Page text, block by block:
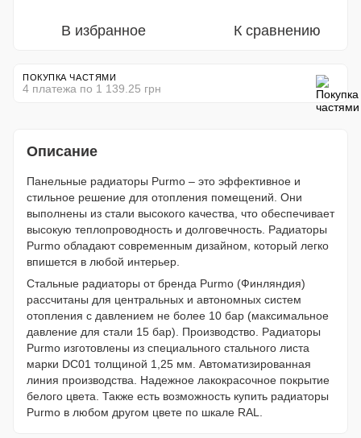
В избранное К сравнению
ПОКУПКА ЧАСТЯМИ
4 платежа по 1 139.25 грн
Описание
Панельные радиаторы Purmo – это эффективное и
стильное решение для отопления помещений. Они
выполнены из стали высокого качества, что обеспечивает
высокую теплопроводность и долговечность. Радиаторы
Purmo обладают современным дизайном, который легко
впишется в любой интерьер.
Стальные радиаторы от бренда Purmo (Финляндия)
рассчитаны для центральных и автономных систем
отопления с давлением не более 10 бар (максимальное
давление для стали 15 бар). Производство. Радиаторы
Purmo изготовлены из специального стального листа
марки DC01 толщиной 1,25 мм. Автоматизированная
линия производства. Надежное лакокрасочное покрытие
белого цвета. Также есть возможность купить радиаторы
Purmo в любом другом цвете по шкале RAL.